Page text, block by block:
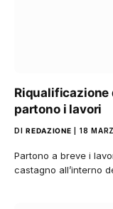
Riqualificazione
partono i lavori
DI REDAZIONE 18
Partono a breve i
castagno all’interno